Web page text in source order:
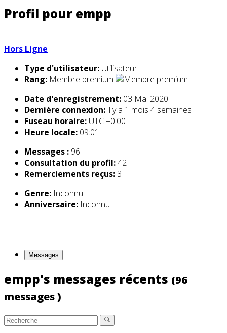
Profil pour empp
Hors Ligne
Type d'utilisateur: Utilisateur
Rang: Membre premium
Date d'enregistrement: 03 Mai 2020
Dernière connexion: il y a 1 mois 4 semaines
Fuseau horaire: UTC +0:00
Heure locale: 09:01
Messages : 96
Consultation du profil:42
Remerciements reçus: 3
Genre: Inconnu
Anniversaire: Inconnu
Messages
empp's messages récents (96
messages )